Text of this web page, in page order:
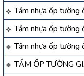
Tấm nhựa ốp tường
Tấm nhựa ốp tường
Tấm nhựa ốp tường
TẤM ỐP TƯỜNG